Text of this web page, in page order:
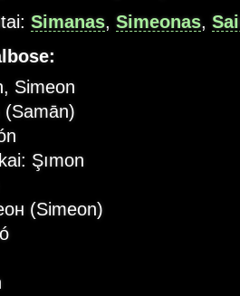
Simanas, Simeonas,
Simeon
Arabų k.: سمعان (Samān)
Şımon
(Simeon)